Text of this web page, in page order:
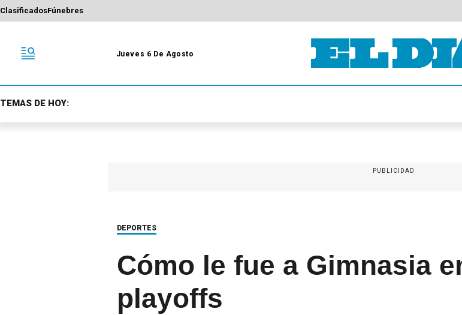
ClasificadosFúnebres
Jueves 6 De Agosto
TEMAS DE HOY:
PUBLICIDAD
DEPORTES
Cómo le fue a Gimnasia
playoffs